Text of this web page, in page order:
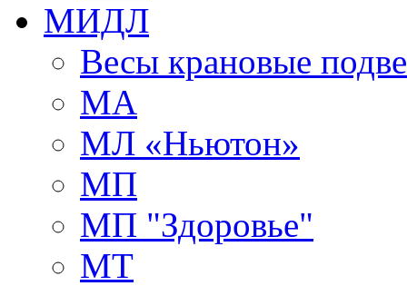
МИДЛ
Весы крановые
МА
МЛ «Ньютон»
МП
МП "Здоровье"
МТ